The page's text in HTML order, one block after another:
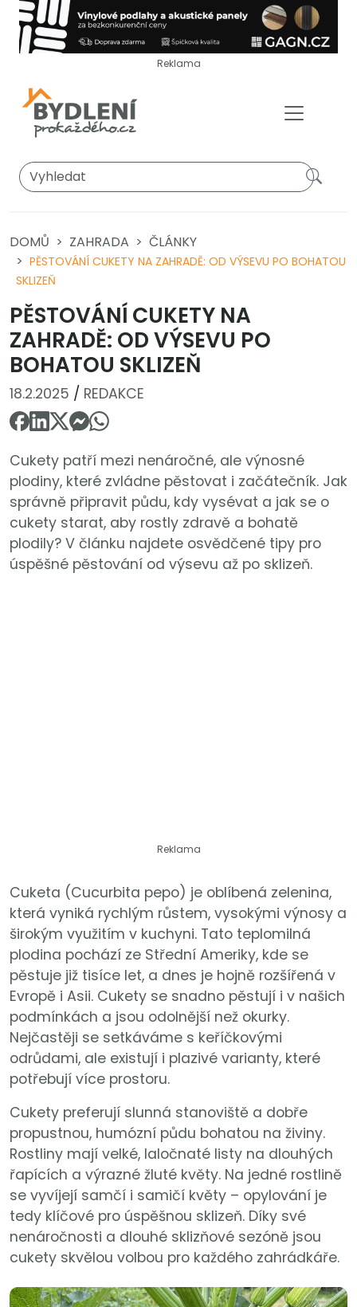
Reklama
DOMŮ ZAHRADA ČLÁNKY
PĚSTOVÁNÍ CUKETY NA ZAHRADĚ: OD VÝSEVU PO BOHATOU
SKLIZEŇ
PĚSTOVÁNÍ CUKETY NA
ZAHRADĚ: OD VÝSEVU PO
BOHATOU SKLIZEŇ
18.2.2025 / REDAKCE
Cukety patří mezi nenáročné, ale výnosné
plodiny, které zvládne pěstovat i začátečník. Jak
správně připravit půdu, kdy vysévat a jak se o
cukety starat, aby rostly zdravě a bohatě
plodily? V článku najdete osvědčené tipy pro
úspěšné pěstování od výsevu až po sklizeň.
Reklama
Cuketa (Cucurbita pepo) je oblíbená zelenina,
která vyniká rychlým růstem, vysokými výnosy a
širokým využitím v kuchyni. Tato teplomilná
plodina pochází ze Střední Ameriky, kde se
pěstuje již tisíce let, a dnes je hojně rozšířená v
Evropě i Asii. Cukety se snadno pěstují i v našich
podmínkách a jsou odolnější než okurky.
Nejčastěji se setkáváme s keříčkovými
odrůdami, ale existují i plazivé varianty, které
potřebují více prostoru.
Cukety preferují slunná stanoviště a dobře
propustnou, humózní půdu bohatou na živiny.
Rostliny mají velké, laločnaté listy na dlouhých
řapících a výrazné žluté květy. Na jedné rostlině
se vyvíjejí samčí i samičí květy – opylování je
tedy klíčové pro úspěšnou sklizeň. Díky své
nenáročnosti a dlouhé sklizňové sezóně jsou
cukety skvělou volbou pro každého zahrádkáře.